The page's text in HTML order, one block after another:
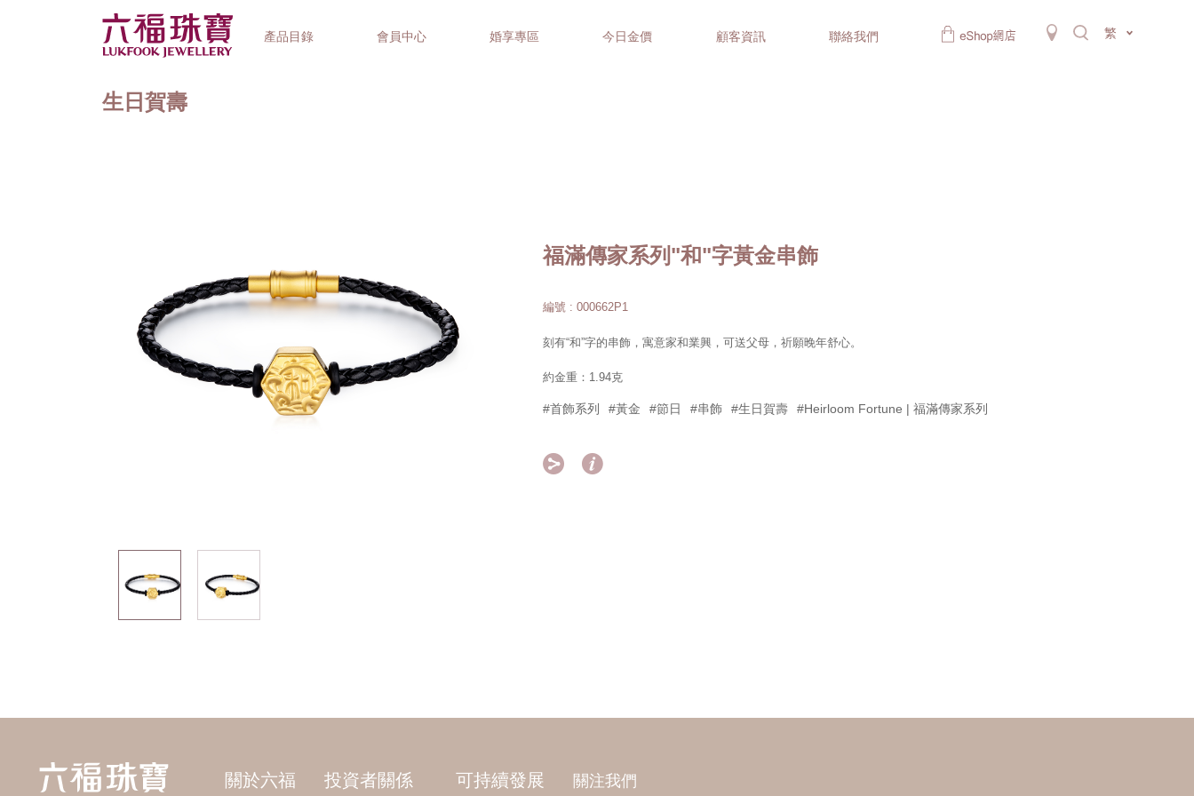
產品目錄 會員中心 婚享專區 今日金價 顧客資訊 聯絡我們 繁
生日賀壽
福滿傳家系列"和"字黃金串飾
編號 : 000662P1
刻有“和”字的串飾，寓意家和業興，可送父母，祈願晚年舒心。
約金重：1.94克
#首飾系列 #黃金 #節日 #串飾 #生日賀壽 #Heirloom Fortune | 福滿傳家系列
 
關於六福 投資者關係 可持續發展 關注我們